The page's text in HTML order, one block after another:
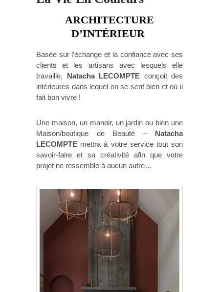
ARCHITECTURE
D’INTÉRIEUR
Basée sur l’échange et la confiance avec ses
clients et les artisans avec lesquels elle
travaille, Natacha LECOMPTE conçoit des
intérieures dans lequel on se sent bien et où il
fait bon vivre !
Une maison, un manoir, un jardin ou bien une
Maison/boutique de Beauté – Natacha
LECOMPTE mettra à votre service tout son
savoir-faire et sa créativité afin que votre
projet ne ressemble à aucun autre…